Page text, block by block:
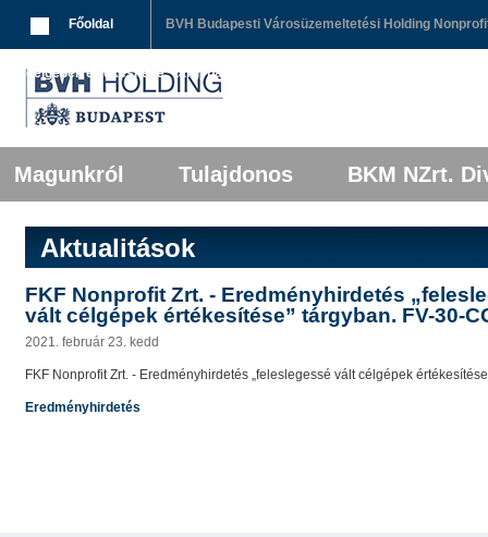
Tovább az elsődleges tartalomra
Tovább a másodlagos tartalomra
Magunkról Tulajdonos BKM NZrt.
BreadcrumbsFőoldal BVH Budapesti Városüzemeltetési Holding
vált célgépek értékesítése” tárgyban. FV-30-CG/2020
Aktualitások
FKF Nonprofit Zrt. - Eredményhirdetés
vált célgépek értékesítése” tárgyban. FV-30-
2021. február 23. kedd
FKF Nonprofit Zrt. - Eredményhirdetés „feleslegessé vált célgépek
Eredményhirdetés